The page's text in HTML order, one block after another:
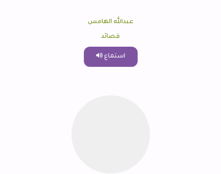
عبدالله الهامس
قصائد
استماع